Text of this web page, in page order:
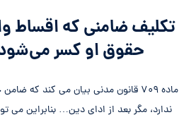
تکلیف ضامنی که اقساط
حقوق او کسر
ماده 709 قانون مدنی بیان می کند که
ندارد، مگر بعد از ادای دین… بنابراین